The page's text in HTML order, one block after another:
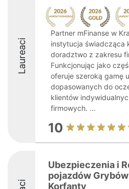
Laureaci
Partner mFinanse w
instytucja świadcząca
doradztwo z zakresu
Funkcjonując jako
oferuje szeroką gamę
dopasowanych do
klientów
firmowych. ...
10
Ubezpieczenia i
pojazdów
Korfanty